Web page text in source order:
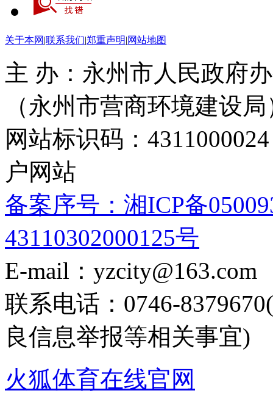
关于本网 |联系我们|郑重声明|网站地图
主 办：永州市人民政府
（永州市营商环境建设局
网站标识码：
户网站
备案序号：湘ICP备
43110302000125号
E-mail：yzcity@163.com
联系电话：0746-
良信息举报等相关事宜)
火狐体育在线官网